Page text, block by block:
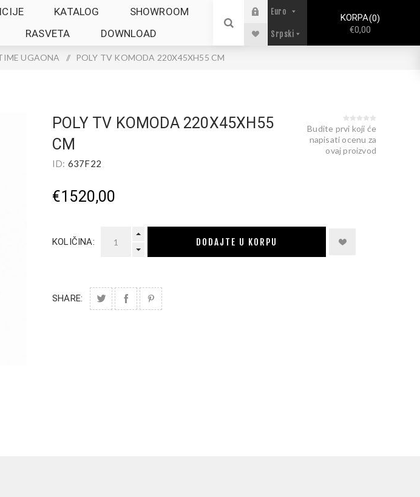
KATALOG
SHOWROOM
RASVETA DOWNLOAD
KORPA 0
€0,00
UGAONA / POLY TV KOMODA 220X45XH55 CM
POLY TV KOMODA 220X45XH55
CM
ID: 637F22
Budite prvi koji će
napisati ocenu za
ovaj proizvod
€1520,00
KOLIČINA: DODAJTE U KORPU
SHARE: